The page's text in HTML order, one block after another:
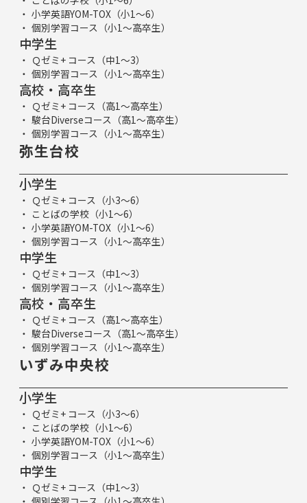
小学英語YOM-TOX（小1～6）
個別学習コース（小1～高卒生）
中学生
Ｑゼミ+ コース（中1～3）
個別学習コース（小1～高卒生）
高校・高卒生
Ｑゼミ+ コース（高1～高卒生）
駿台Diverseコース（高1～高卒生）
個別学習コース（小1～高卒生）
弥生台校
小学生
Ｑゼミ+ コース（小3～6）
ことばの学校（小1～6）
小学英語YOM-TOX（小1～6）
個別学習コース（小1～高卒生）
中学生
Ｑゼミ+ コース（中1～3）
個別学習コース（小1～高卒生）
高校・高卒生
Ｑゼミ+ コース（高1～高卒生）
駿台Diverseコース（高1～高卒生）
個別学習コース（小1～高卒生）
いずみ中央校
小学生
Ｑゼミ+ コース（小3～6）
ことばの学校（小1～6）
小学英語YOM-TOX（小1～6）
個別学習コース（小1～高卒生）
中学生
Ｑゼミ+ コース（中1～3）